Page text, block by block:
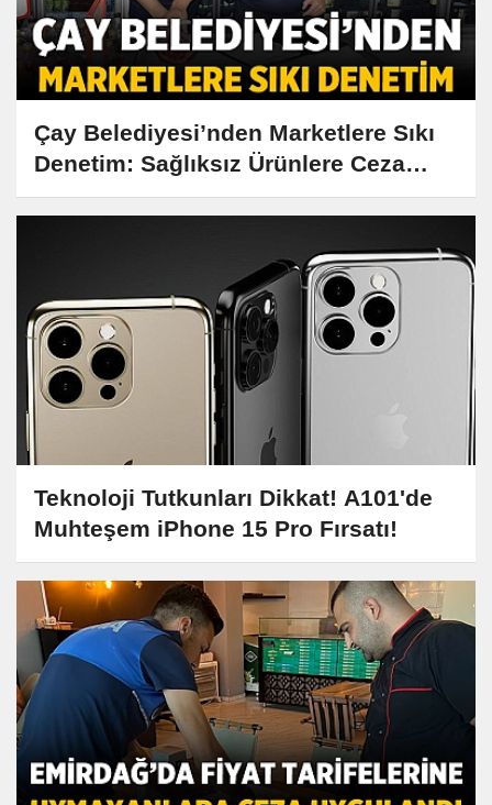
Çay Belediyesi’nden Marketlere Sıkı
Denetim: Sağlıksız Ürünlere Ceza
Yağdı
Teknoloji Tutkunları Dikkat! A101'de
Muhteşem iPhone 15 Pro Fırsatı!